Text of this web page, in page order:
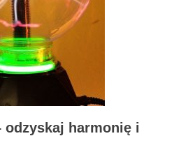
odzyskaj harmonię i